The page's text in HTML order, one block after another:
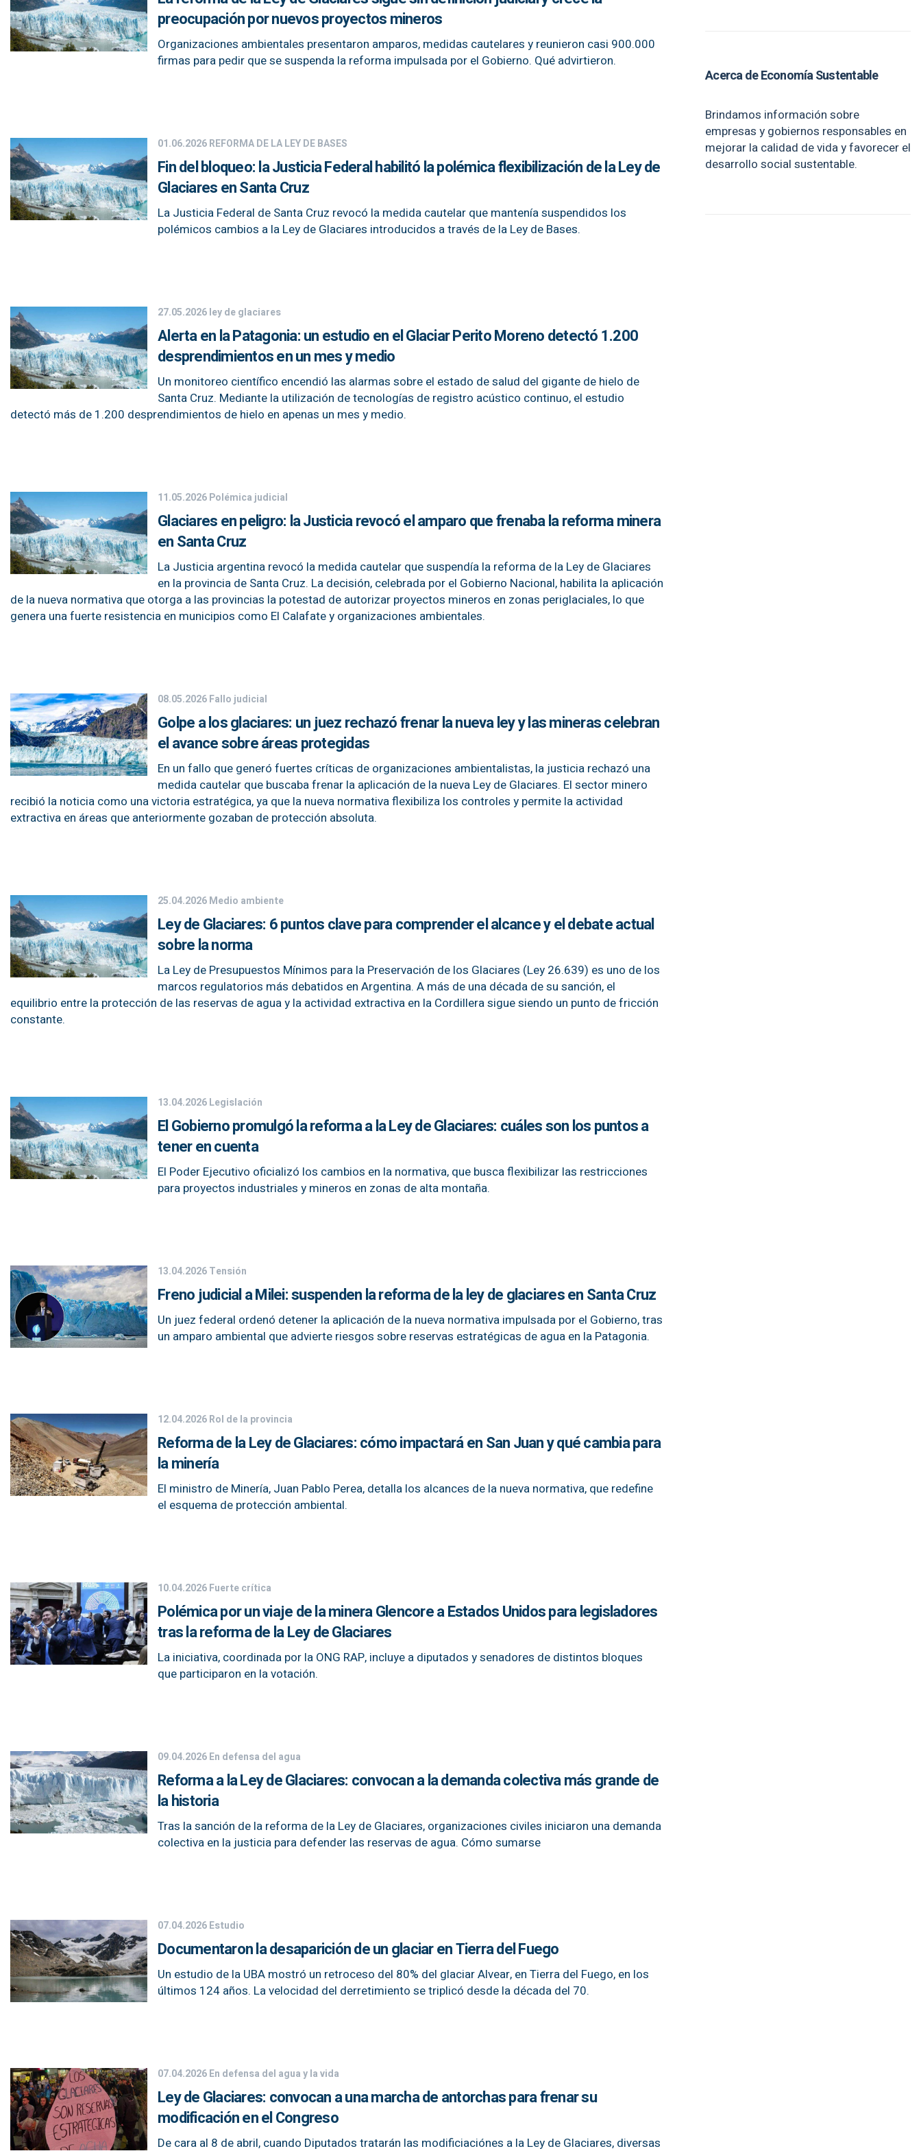
preocupación por nuevos proyectos mineros
Organizaciones ambientales presentaron amparos, medidas cautelares y reunieron casi 900.000
firmas para pedir que se suspenda la reforma impulsada por el Gobierno. Qué advirtieron.
01.06.2026REFORMA DE LA LEY DE BASES
Fin del bloqueo: la Justicia Federal habilitó la polémica flexibilización de la Ley de
Glaciares en Santa Cruz
La Justicia Federal de Santa Cruz revocó la medida cautelar que mantenía suspendidos los
polémicos cambios a la Ley de Glaciares introducidos a través de la Ley de Bases.
27.05.2026ley de glaciares
Alerta en la Patagonia: un estudio en el Glaciar Perito Moreno detectó 1.200
desprendimientos en un mes y medio
Un monitoreo científico encendió las alarmas sobre el estado de salud del gigante de hielo de
Santa Cruz. Mediante la utilización de tecnologías de registro acústico continuo, el estudio
detectó más de 1.200 desprendimientos de hielo en apenas un mes y medio.
11.05.2026Polémica judicial
Glaciares en peligro: la Justicia revocó el amparo que frenaba la reforma minera
en Santa Cruz
La Justicia argentina revocó la medida cautelar que suspendía la reforma de la Ley de Glaciares
en la provincia de Santa Cruz. La decisión, celebrada por el Gobierno Nacional, habilita la aplicación
de la nueva normativa que otorga a las provincias la potestad de autorizar proyectos mineros en zonas periglaciales, lo que
genera una fuerte resistencia en municipios como El Calafate y organizaciones ambientales.
08.05.2026Fallo judicial
Golpe a los glaciares: un juez rechazó frenar la nueva ley y las mineras celebran
el avance sobre áreas protegidas
En un fallo que generó fuertes críticas de organizaciones ambientalistas, la justicia rechazó una
medida cautelar que buscaba frenar la aplicación de la nueva Ley de Glaciares. El sector minero
recibió la noticia como una victoria estratégica, ya que la nueva normativa flexibiliza los controles y permite la actividad
extractiva en áreas que anteriormente gozaban de protección absoluta.
25.04.2026Medio ambiente
Ley de Glaciares: 6 puntos clave para comprender el alcance y el debate actual
sobre la norma
La Ley de Presupuestos Mínimos para la Preservación de los Glaciares (Ley 26.639) es uno de los
marcos regulatorios más debatidos en Argentina. A más de una década de su sanción, el
equilibrio entre la protección de las reservas de agua y la actividad extractiva en la Cordillera sigue siendo un punto de fricción
constante.
13.04.2026Legislación
El Gobierno promulgó la reforma a la Ley de Glaciares: cuáles son los puntos a
tener en cuenta
El Poder Ejecutivo oficializó los cambios en la normativa, que busca flexibilizar las restricciones
para proyectos industriales y mineros en zonas de alta montaña.
13.04.2026Tensión
Freno judicial a Milei: suspenden la reforma de la ley de glaciares en Santa Cruz
Un juez federal ordenó detener la aplicación de la nueva normativa impulsada por el Gobierno, tras
un amparo ambiental que advierte riesgos sobre reservas estratégicas de agua en la Patagonia.
12.04.2026Rol de la provincia
Reforma de la Ley de Glaciares: cómo impactará en San Juan y qué cambia para
la minería
El ministro de Minería, Juan Pablo Perea, detalla los alcances de la nueva normativa, que redefine
el esquema de protección ambiental.
10.04.2026Fuerte crítica
Polémica por un viaje de la minera Glencore a Estados Unidos para legisladores
tras la reforma de la Ley de Glaciares
La iniciativa, coordinada por la ONG RAP, incluye a diputados y senadores de distintos bloques
que participaron en la votación.
09.04.2026En defensa del agua
Reforma a la Ley de Glaciares: convocan a la demanda colectiva más grande de
la historia
Tras la sanción de la reforma de la Ley de Glaciares, organizaciones civiles iniciaron una demanda
colectiva en la justicia para defender las reservas de agua. Cómo sumarse
07.04.2026Estudio
Documentaron la desaparición de un glaciar en Tierra del Fuego
Un estudio de la UBA mostró un retroceso del 80% del glaciar Alvear, en Tierra del Fuego, en los
últimos 124 años. La velocidad del derretimiento se triplicó desde la década del 70.
07.04.2026En defensa del agua y la vida
Ley de Glaciares: convocan a una marcha de antorchas para frenar su
modificación en el Congreso
De cara al 8 de abril, cuando Diputados tratarán las modificiaciónes a la Ley de Glaciares, diversas
Acerca de Economía Sustentable
Brindamos información sobre
empresas y gobiernos responsables en
mejorar la calidad de vida y favorecer el
desarrollo social sustentable.